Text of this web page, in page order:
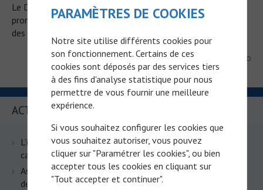
Le Docteur Martin-Romano aborde le sujet du biomarqueur
pronostique et prédictif, et illustre cet intérêt clinique par
des exemples d’essais.
Publié le 01/04/2019 par Dr. Patricia Martin-Romano
ACTUALITÉS RÉCENTES
L’immunothérapie s’invite en situation adjuvante dans le
cancer du côlon dMMR : les résultats de l’essai ATOMIC
Associer immunothérapie et TACE dans le cancer du foie :
deux essais, deux leçons opposées
PARAMÈTRES DE COOKIES
Notre site utilise différents cookies pour
son fonctionnement. Certains de ces
cookies sont déposés par des services tiers
à des fins d'analyse statistique pour nous
permettre de vous fournir une meilleure
expérience.
Si vous souhaitez configurer les cookies que
vous souhaitez autoriser, vous pouvez
cliquer sur "Paramétrer les cookies", ou bien
accepter tous les cookies en cliquant sur
"Tout accepter et continuer".